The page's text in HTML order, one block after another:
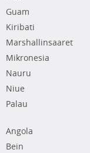
Guam
Kiribati
Marshallinsaaret
Mikronesia
Nauru
Niue
Palau
Angola
Bein